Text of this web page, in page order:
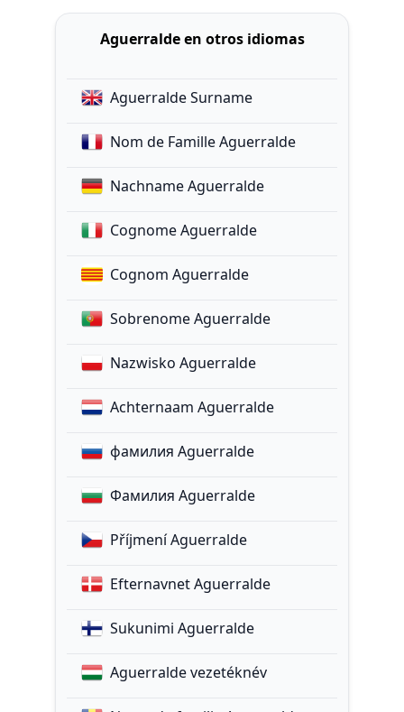
Aguerralde en otros idiomas
Aguerralde Surname
Nom de Famille Aguerralde
Nachname Aguerralde
Cognome Aguerralde
Cognom Aguerralde
Sobrenome Aguerralde
Nazwisko Aguerralde
Achternaam Aguerralde
фамилия Aguerralde
Фамилия Aguerralde
Příjmení Aguerralde
Efternavnet Aguerralde
Sukunimi Aguerralde
Aguerralde vezetéknév